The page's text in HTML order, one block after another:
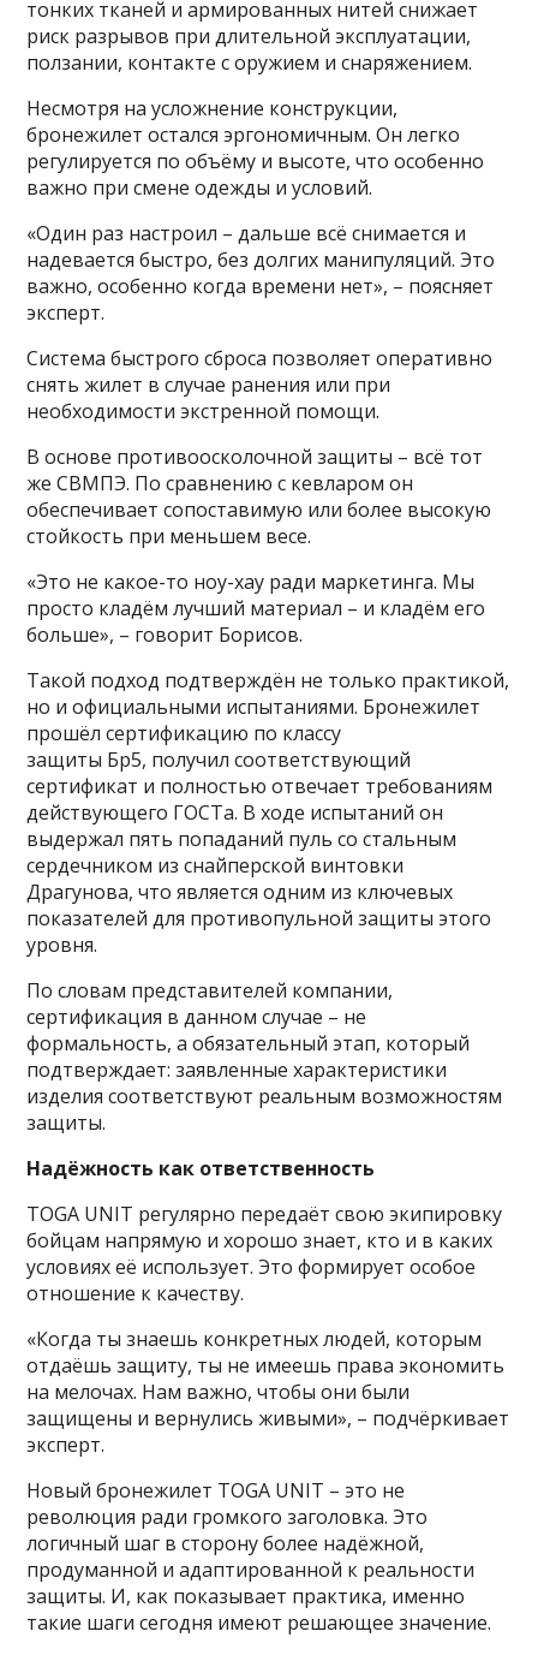
тонких тканей и армированных нитей снижает
риск разрывов при длительной эксплуатации,
ползании, контакте с оружием и снаряжением.
Несмотря на усложнение конструкции,
бронежилет остался эргономичным. Он легко
регулируется по объёму и высоте, что особенно
важно при смене одежды и условий.
«Один раз настроил – дальше всё снимается и
надевается быстро, без долгих манипуляций. Это
важно, особенно когда времени нет», – поясняет
эксперт.
Система быстрого сброса позволяет оперативно
снять жилет в случае ранения или при
необходимости экстренной помощи.
В основе противоосколочной защиты – всё тот
же СВМПЭ. По сравнению с кевларом он
обеспечивает сопоставимую или более высокую
стойкость при меньшем весе.
«Это не какое-то ноу-хау ради маркетинга. Мы
просто кладём лучший материал – и кладём его
больше», – говорит Борисов.
Такой подход подтверждён не только практикой,
но и официальными испытаниями. Бронежилет
прошёл сертификацию по классу
защиты Бр5, получил соответствующий
сертификат и полностью отвечает требованиям
действующего ГОСТа. В ходе испытаний он
выдержал пять попаданий пуль со стальным
сердечником из снайперской винтовки
Драгунова, что является одним из ключевых
показателей для противопульной защиты этого
уровня.
По словам представителей компании,
сертификация в данном случае – не
формальность, а обязательный этап, который
подтверждает: заявленные характеристики
изделия соответствуют реальным возможностям
защиты.
Надёжность как ответственность
TOGA UNIT регулярно передаёт свою экипировку
бойцам напрямую и хорошо знает, кто и в каких
условиях её использует. Это формирует особое
отношение к качеству.
«Когда ты знаешь конкретных людей, которым
отдаёшь защиту, ты не имеешь права экономить
на мелочах. Нам важно, чтобы они были
защищены и вернулись живыми», – подчёркивает
эксперт.
Новый бронежилет TOGA UNIT – это не
революция ради громкого заголовка. Это
логичный шаг в сторону более надёжной,
продуманной и адаптированной к реальности
защиты. И, как показывает практика, именно
такие шаги сегодня имеют решающее значение.